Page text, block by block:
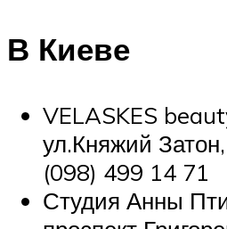
В Киеве
VELASKES
ул.Княжий
(098) 499 14 71
Студия Анны